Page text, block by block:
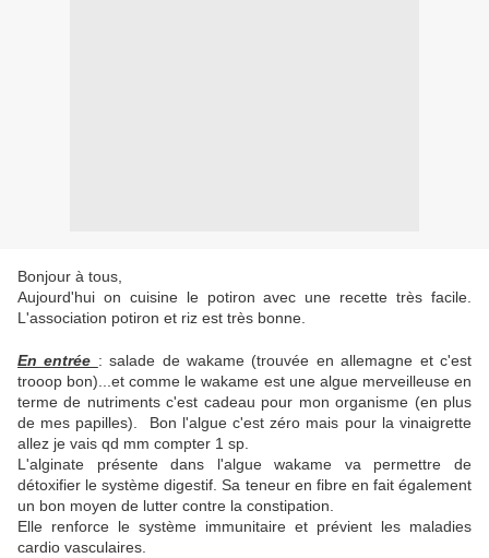
Bonjour à tous,
Aujourd'hui on cuisine le potiron avec une recette très facile.
L'association potiron et riz est très bonne.
En entrée : salade de wakame (trouvée en allemagne et c'est
trooop bon)...et comme le wakame est une algue merveilleuse en
terme de nutriments c'est cadeau pour mon organisme (en plus
de mes papilles). Bon l'algue c'est zéro mais pour la vinaigrette
allez je vais qd mm compter 1 sp.
L'alginate présente dans l'algue wakame va permettre de
détoxifier le système digestif. Sa teneur en fibre en fait également
un bon moyen de lutter contre la constipation.
Elle renforce le système immunitaire et prévient les maladies
cardio vasculaires.